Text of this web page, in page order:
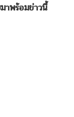
าพร้อมข่าวนี้